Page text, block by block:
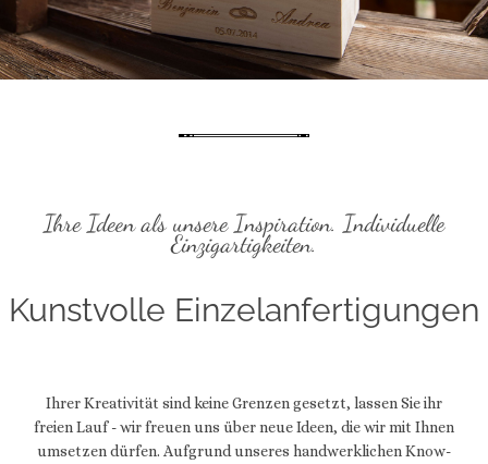
Ihre Ideen als unsere Inspiration. Individuelle
Einzigartigkeiten.
Kunstvolle Einzelanfertigungen
Ihrer Kreativität sind keine Grenzen gesetzt, lassen Sie ihr
freien Lauf - wir freuen uns über neue Ideen, die wir mit Ihnen
umsetzen dürfen. Aufgrund unseres handwerklichen Know-